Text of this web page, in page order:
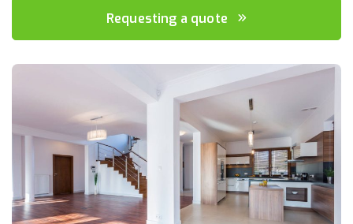
Requesting a quote